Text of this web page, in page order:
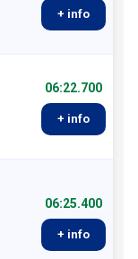
+ info
06:22.700
+ info
06:25.400
+ info